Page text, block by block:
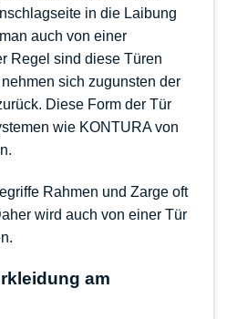
in die Laibung
auch von einer
Regel sind diese Türen
sich zugunsten der
Diese Form der Tür
wie KONTURA von
Rahmen und Zarge oft
wird auch von einer Tür
am